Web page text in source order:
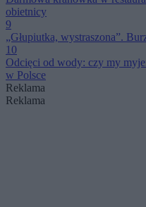
obietnicy
9
„Głupiutka, wystraszona”.
10
Odcięci od wody: czy my
w Polsce
Reklama
Reklama